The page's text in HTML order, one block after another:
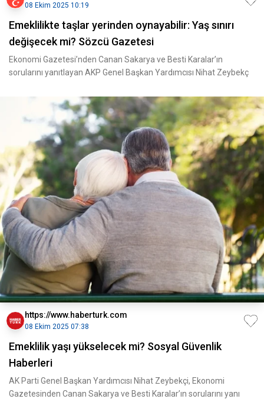
08 Ekim 2025 10:19
Emeklilikte taşlar yerinden oynayabilir: Yaş sınırı
değişecek mi? Sözcü Gazetesi
Ekonomi Gazetesi’nden Canan Sakarya ve Besti Karalar’ın
sorularını yanıtlayan AKP Genel Başkan Yardımcısı Nihat Zeybekç
https://www.haberturk.com
08 Ekim 2025 07:38
Emeklilik yaşı yükselecek mi? Sosyal Güvenlik
Haberleri
AK Parti Genel Başkan Yardımcısı Nihat Zeybekçi, Ekonomi
Gazetesinden Canan Sakarya ve Besti Karalar’ın sorularını yanı